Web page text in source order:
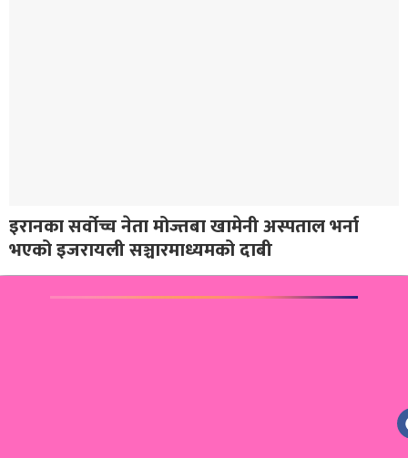
इरानका सर्वोच्च नेता मोज्तबा खामेनी अस्पताल भर्ना
भएको इजरायली सञ्चारमाध्यमको दाबी